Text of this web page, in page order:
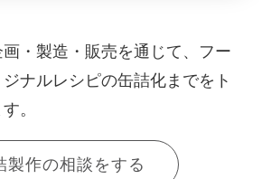
・製造・販売を通じて、フー
ナルレシピの缶詰化までをト
。
製作の相談をする